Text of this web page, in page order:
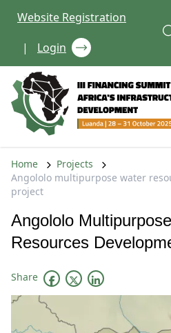
Website Registration
|
Login
Home
Projects
Angololo multipurpose water
project
Angololo
Resources
Share